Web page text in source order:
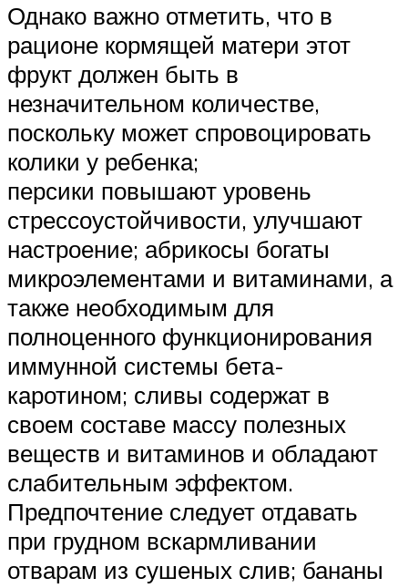
Однако важно отметить, что в
рационе кормящей матери этот
фрукт должен быть в
незначительном количестве,
поскольку может спровоцировать
колики у ребенка;
персики повышают уровень
стрессоустойчивости, улучшают
настроение; абрикосы богаты
микроэлементами и витаминами, а
также необходимым для
полноценного функционирования
иммунной системы бета-
каротином; сливы содержат в
своем составе массу полезных
веществ и витаминов и обладают
слабительным эффектом.
Предпочтение следует отдавать
при грудном вскармливании
отварам из сушеных слив; бананы